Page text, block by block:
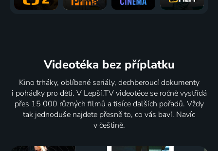
Videotéka bez příplatku
Kino trháky, oblíbené seriály, dechberoucí dokumenty
i pohádky pro děti. V Lepší.TV videotéce se ročně vystřídá
přes 15 000 různých filmů a tisíce dalších pořadů. Vždy
tak jednoduše najdete přesně to, co vás baví. Navíc
v češtině.